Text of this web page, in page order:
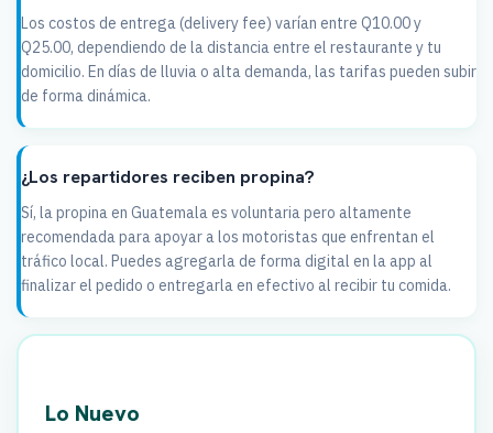
Los costos de entrega (delivery fee) varían entre Q10.00 y
Q25.00, dependiendo de la distancia entre el restaurante y tu
domicilio. En días de lluvia o alta demanda, las tarifas pueden subir
de forma dinámica.
¿Los repartidores reciben propina?
Sí, la propina en Guatemala es voluntaria pero altamente
recomendada para apoyar a los motoristas que enfrentan el
tráfico local. Puedes agregarla de forma digital en la app al
finalizar el pedido o entregarla en efectivo al recibir tu comida.
Lo Nuevo